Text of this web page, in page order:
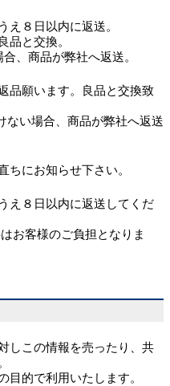
え８日以内に返送。
品と交換。
、商品が弊社へ返送。
品願います。良品と交換致
い場合、商品が弊社へ返送
ちにお知らせ下さい。
え８日以内に返送してくだ
お客様のご負担となりま
しこの情報を売ったり、共
目的で利用いたします。